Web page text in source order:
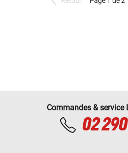
Commandes & service
02